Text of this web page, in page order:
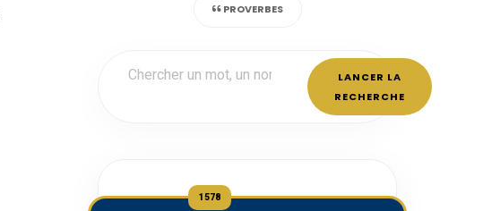
PROVERBES
LANCER LA
RECHERCHE
1578